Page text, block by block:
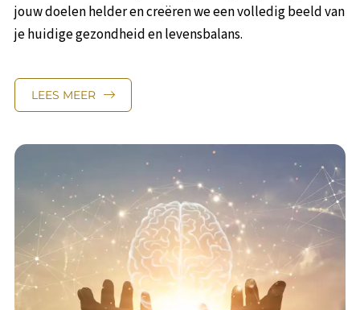
jouw doelen helder en creëren we een volledig beeld van
je huidige gezondheid en levensbalans.
LEES MEER